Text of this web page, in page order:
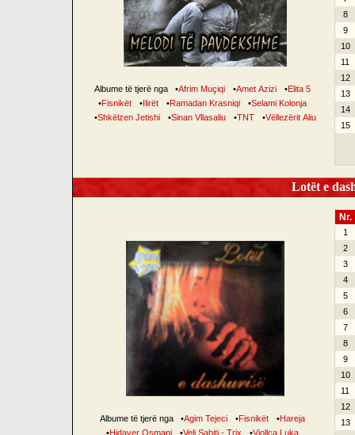
Albume të tjerë nga •Afrim Muçiqi •Amet Azizi •Elita 5
•Fisnikët •Ilirët •Ramadan Krasniqi •Selami Kolonja
•Shkëlzen Jetishi •Sinan Vllasaliu •TNT •Vëllezërit Aliu
8
9
10
11
12
13
14
15
Lotët e
Albume të tjerë nga •Agim Tejeci •Fisnikët •Hareja
•Hidaver Osmani •Veli Sahiti - Trix •Vjollca Luka
Nr.
1
2
3
4
5
6
7
8
9
10
11
12
13